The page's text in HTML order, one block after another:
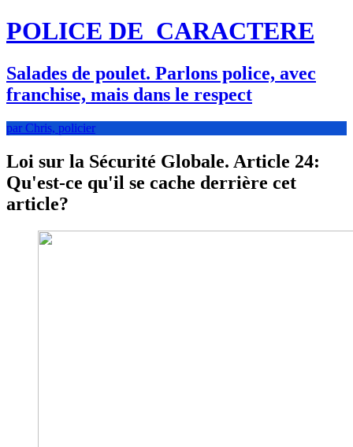
POLICE DE CARACTERE
Salades de poulet. Parlons police, avec
franchise, mais dans le respect
par Chris, policier
Loi sur la Sécurité Globale. Article 24:
Qu'est-ce qu'il se cache derrière cet
article?